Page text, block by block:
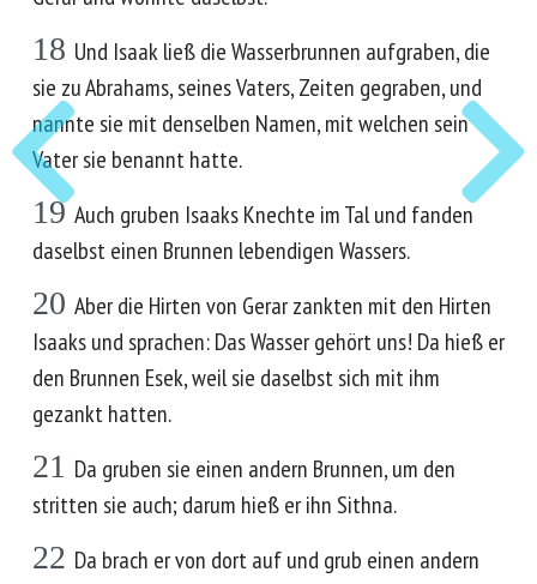
18 Und Isaak ließ die Wasserbrunnen aufgraben, die
sie zu Abrahams, seines Vaters, Zeiten gegraben, und
nannte sie mit denselben Namen, mit welchen sein
Vater sie benannt hatte.
19 Auch gruben Isaaks Knechte im Tal und fanden
daselbst einen Brunnen lebendigen Wassers.
20 Aber die Hirten von Gerar zankten mit den Hirten
Isaaks und sprachen: Das Wasser gehört uns! Da hieß er
den Brunnen Esek, weil sie daselbst sich mit ihm
gezankt hatten.
21 Da gruben sie einen andern Brunnen, um den
stritten sie auch; darum hieß er ihn Sithna.
22 Da brach er von dort auf und grub einen andern